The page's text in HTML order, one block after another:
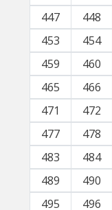
447
448
453
454
459
460
465
466
471
472
477
478
483
484
489
490
495
496